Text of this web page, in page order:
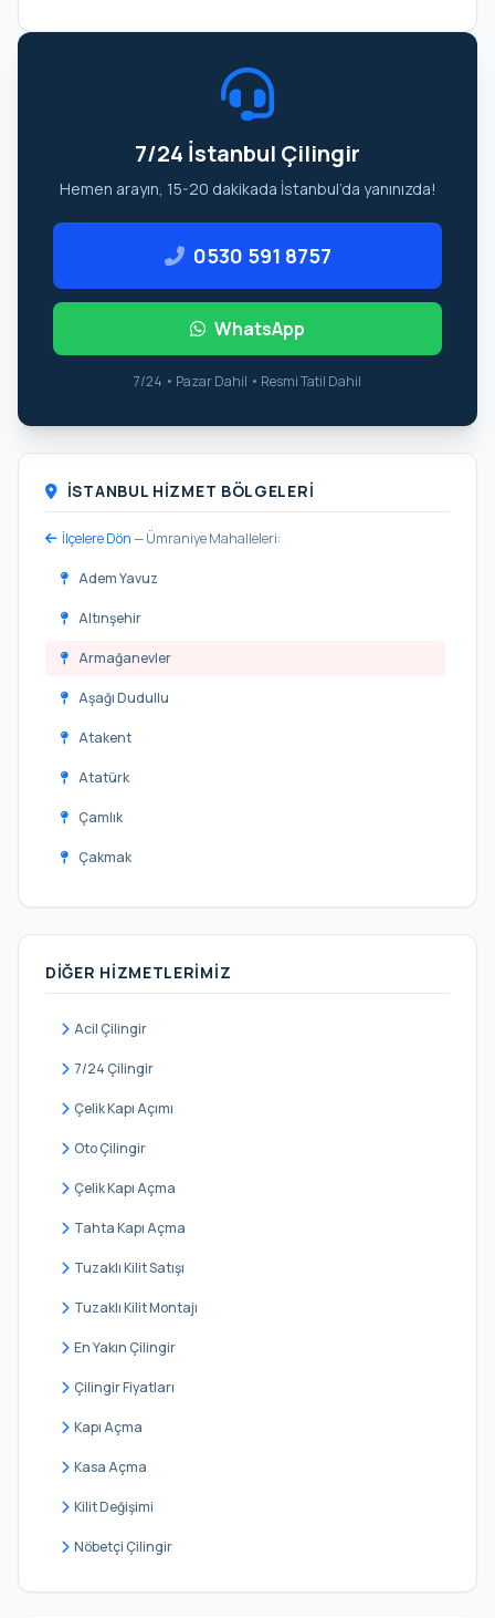
7/24 İstanbul Çilingir
Hemen arayın, 15-20 dakikada İstanbul’da yanınızda!
0530 591 8757
WhatsApp
7/24 • Pazar Dahil • Resmi Tatil Dahil
İSTANBUL HIZMET BÖLGELERI
İlçelere Dön— Ümraniye Mahalleleri:
Adem Yavuz
Altınşehir
Armağanevler
Aşağı Dudullu
Atakent
Atatürk
Çamlık
Çakmak
Elmalıkent
Esenevler
DIĞER HIZMETLERIMIZ
Acil Çilingir
7/24 Çilingir
Çelik Kapı Açımı
Oto Çilingir
Çelik Kapı Açma
Tahta Kapı Açma
Tuzaklı Kilit Satışı
Tuzaklı Kilit Montajı
En Yakın Çilingir
Çilingir Fiyatları
Kapı Açma
Kasa Açma
Kilit Değişimi
Nöbetçi Çilingir